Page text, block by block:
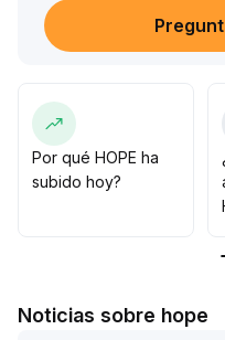
posiciones,
el nivel clave de $0
065 con aumento
cae por debajo de $0
056, realizar una
Evite perseguir
Por qué HOPE ha
subido hoy?
Noticias sobre hope